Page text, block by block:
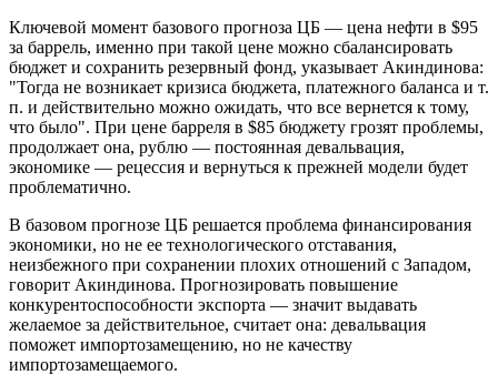
Ключевой момент базового прогноза ЦБ — цена нефти в $95
за баррель, именно при такой цене можно сбалансировать
бюджет и сохранить резервный фонд, указывает Акиндинова:
"Тогда не возникает кризиса бюджета, платежного баланса и т.
п. и действительно можно ожидать, что все вернется к тому,
что было". При цене барреля в $85 бюджету грозят проблемы,
продолжает она, рублю — постоянная девальвация,
экономике — рецессия и вернуться к прежней модели будет
проблематично.
В базовом прогнозе ЦБ решается проблема финансирования
экономики, но не ее технологического отставания,
неизбежного при сохранении плохих отношений с Западом,
говорит Акиндинова. Прогнозировать повышение
конкурентоспособности экспорта — значит выдавать
желаемое за действительное, считает она: девальвация
поможет импортозамещению, но не качеству
импортозамещаемого.